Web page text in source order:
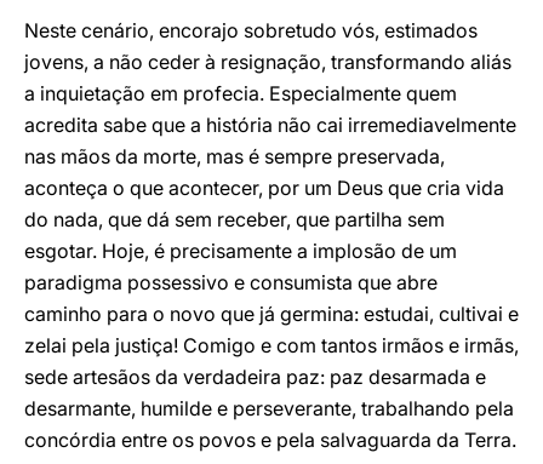
Neste cenário, encorajo sobretudo vós, estimados
jovens, a não ceder à resignação, transformando aliás
a inquietação em profecia. Especialmente quem
acredita sabe que a história não cai irremediavelmente
nas mãos da morte, mas é sempre preservada,
aconteça o que acontecer, por um Deus que cria vida
do nada, que dá sem receber, que partilha sem
esgotar. Hoje, é precisamente a implosão de um
paradigma possessivo e consumista que abre
caminho para o novo que já germina: estudai, cultivai e
zelai pela justiça! Comigo e com tantos irmãos e irmãs,
sede artesãos da verdadeira paz: paz desarmada e
desarmante, humilde e perseverante, trabalhando pela
concórdia entre os povos e pela salvaguarda da Terra.